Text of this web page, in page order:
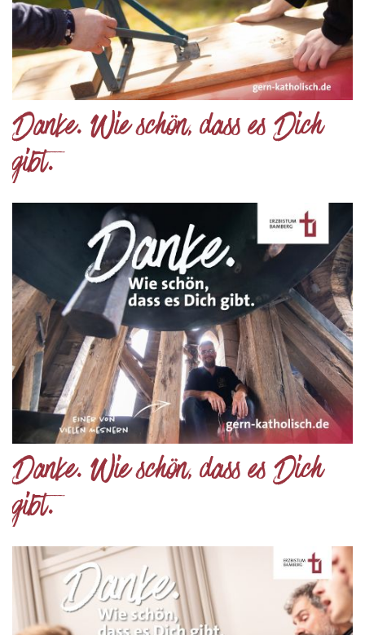
Danke. Wie schön, dass es Dich
gibt.
Danke. Wie schön, dass es Dich
gibt.